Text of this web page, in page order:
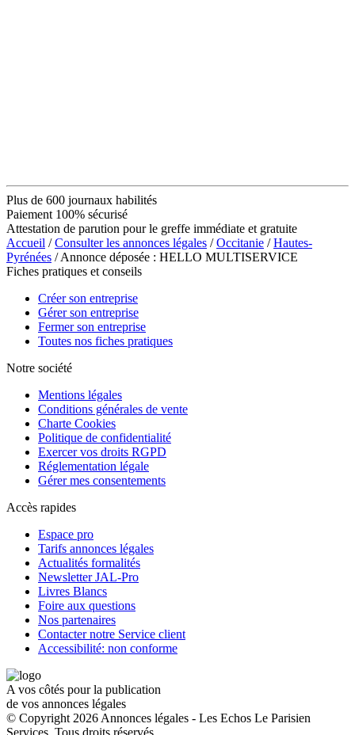
Plus de 600 journaux habilités
Paiement 100% sécurisé
Attestation de parution pour le greffe immédiate et gratuite
Accueil /Consulter les annonces légales /Occitanie /Hautes-
Pyrénées / Annonce déposée : HELLO MULTISERVICE
Fiches pratiques et conseils
Créer son entreprise
Gérer son entreprise
Fermer son entreprise
Toutes nos fiches pratiques
Notre société
Mentions légales
Conditions générales de vente
Charte Cookies
Politique de confidentialité
Exercer vos droits RGPD
Réglementation légale
Gérer mes consentements
Accès rapides
Espace pro
Tarifs annonces légales
Actualités formalités
Newsletter JAL-Pro
Livres Blancs
Foire aux questions
Nos partenaires
Contacter notre Service client
Accessibilité: non conforme
A vos côtés pour la publication
de vos annonces légales
© Copyright 2026 Annonces légales - Les Echos Le Parisien
Services. Tous droits réservés.